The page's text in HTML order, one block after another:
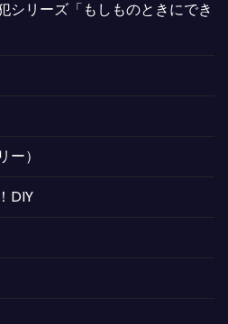
シリーズ「もしものときにでき
）
DIY